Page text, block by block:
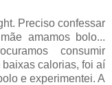
Preciso confessar
amamos bolo...
consumir
calorias, foi aí
e experimentei. A